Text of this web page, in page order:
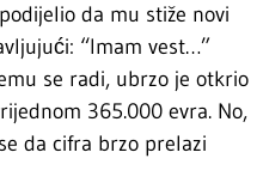
da mu stiže novi
“Imam vest…”
se radi, ubrzo je otkrio
365.000 evra. No,
da cifra brzo prelazi